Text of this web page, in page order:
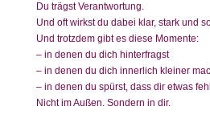
Du trägst Verantwortung.
Und oft wirkst du dabei klar, stark und
Und trotzdem gibt es diese Momente:
– in denen du dich hinterfragst
– in denen du dich innerlich kleiner
– in denen du spürst, dass dir etwas
Nicht im Außen. Sondern in dir.